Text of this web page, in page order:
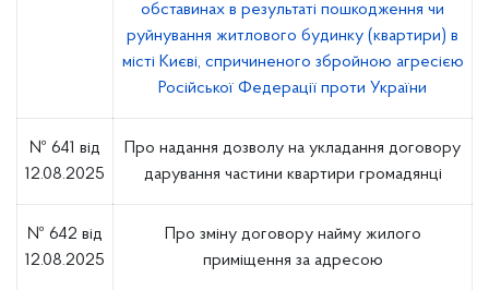
обставинах в результаті пошкодження чи
руйнування житлового будинку (квартири) в
місті Києві, спричиненого збройною агресією
Російської Федерації проти України
№ 641 від
12.08.2025
Про надання дозволу на укладання договору
дарування частини квартири громадянці
№ 642 від
12.08.2025
Про зміну договору найму жилого
приміщення за адресою